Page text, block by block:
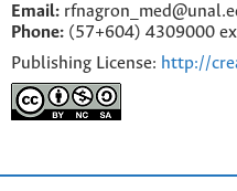
Email:
Phone: (57+604) 4309000
Publishing License: http://